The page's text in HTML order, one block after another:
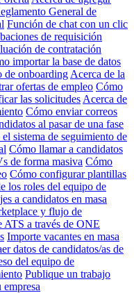
General de
Función de chat con un clic
de requisición
de contratación
importar la base de datos
de onboarding Acerca de la
ofertas de empleo Cómo
las solicitudes Acerca de
Cómo enviar correos
al pasar de una fase
sistema de seguimiento de
Cómo llamar a candidatos
de forma masiva Cómo
Cómo configurar plantillas
los roles del equipo de
a candidatos en masa
y flujo de
ATS a través de ONE
Importe vacantes en masa
datos de candidatos/as de
del equipo de
Publique un trabajo
empresa